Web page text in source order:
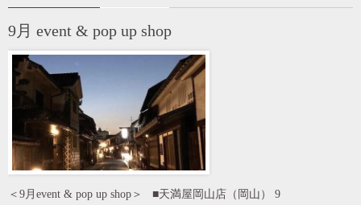
9月 event & pop up shop
＜9月event & pop up shop＞ ■天満屋岡山店（岡山） 9